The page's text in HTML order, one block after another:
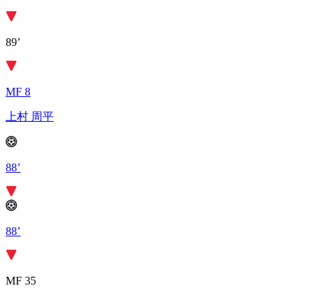
89’
MF 8
上村 周平
88’
88’
MF 35